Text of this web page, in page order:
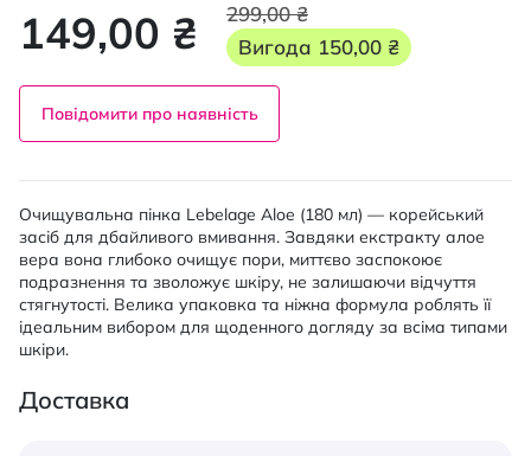
149,00 ₴
299,00 ₴
Вигода 150,00 ₴
Повідомити про наявність
Очищувальна пінка Lebelage Aloe (180 мл) — корейський
засіб для дбайливого вмивання. Завдяки екстракту алое
вера вона глибоко очищує пори, миттєво заспокоює
подразнення та зволожує шкіру, не залишаючи відчуття
стягнутості. Велика упаковка та ніжна формула роблять її
ідеальним вибором для щоденного догляду за всіма типами
шкіри.
Доставка